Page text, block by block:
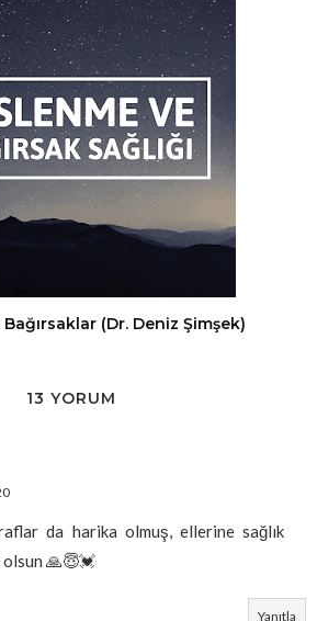
(Dr. Deniz Şimşek)
13 YORUM
da harika olmuş, ellerine sağlık
🙏😇💓
Yanıtla